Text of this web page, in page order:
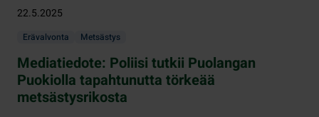
22.5.2025
Erävalvonta Metsästys
Mediatiedote: Poliisi tutkii Puolangan
Puokiolla tapahtunutta törkeää
metsästysrikosta